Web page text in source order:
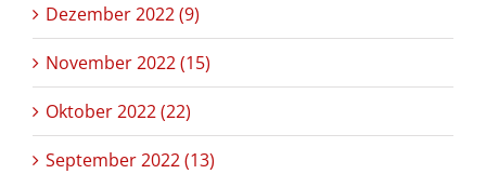
Dezember 2022 (9)
November 2022 (15)
Oktober 2022 (22)
September 2022 (13)